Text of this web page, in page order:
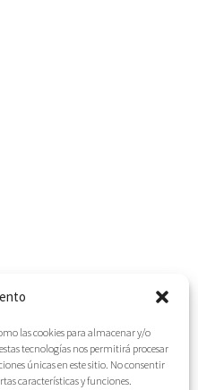
las cookies para almacenar y/o
tecnologías nos permitirá procesar
únicas en este sitio. No consentir
características y funciones.